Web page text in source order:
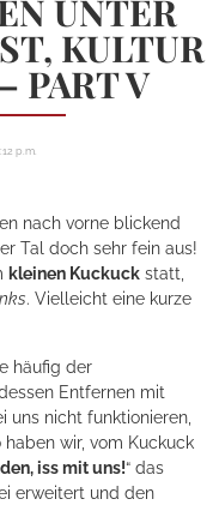
UNTER
KULTUR
PART V
p.m.
nach vorne blickend
Tal doch sehr fein aus!
kleinen Kuckuck statt,
. Vielleicht eine kurze
häufig der
Entfernen mit
uns nicht funktionieren,
wir, vom Kuckuck
iss mit uns!“ das
erweitert und den